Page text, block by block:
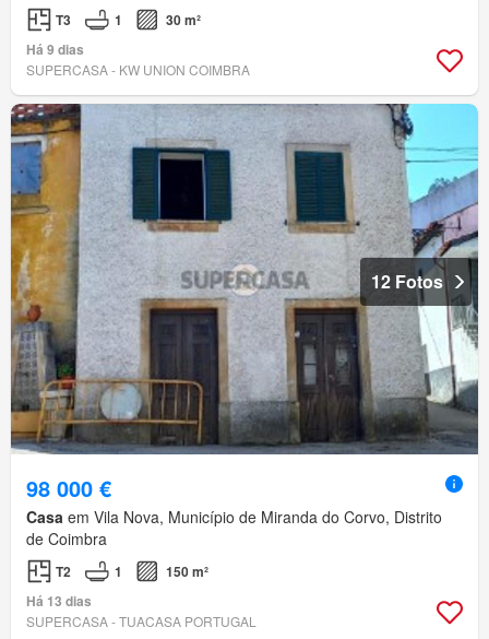
T3 1
30 m²
Há 9 dias
SUPERCASA - KW UNION COIMBRA
12 Fotos
98 000 €
Casa em Vila Nova, Município de Miranda do Corvo, Distrito
de Coimbra
T2 1
150 m²
Há 13 dias
SUPERCASA - TUACASA PORTUGAL